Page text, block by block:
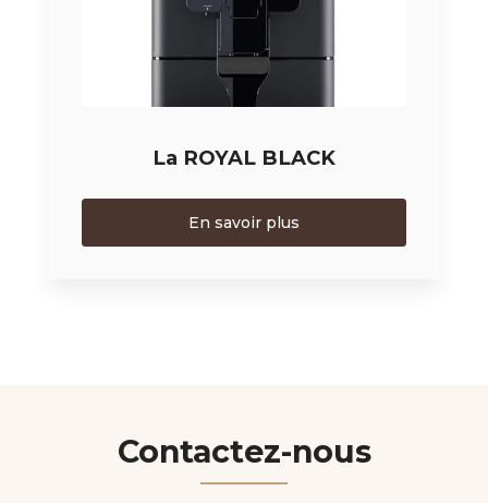
La ROYAL BLACK
En savoir plus
Contactez-nous